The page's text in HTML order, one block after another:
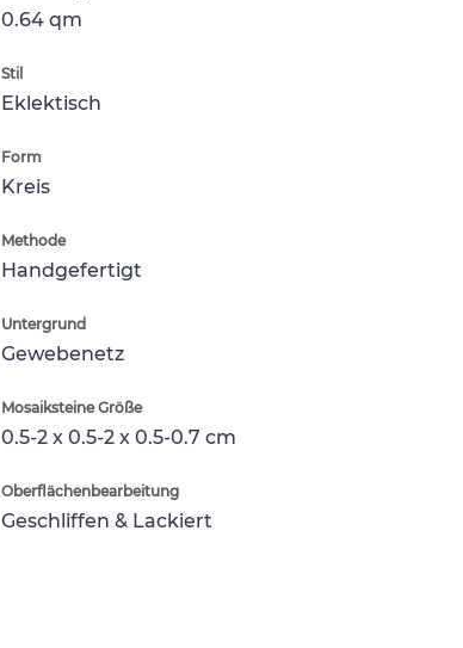
0.64 qm
Stil
Eklektisch
Form
Kreis
Methode
Handgefertigt
Untergrund
Gewebenetz
Mosaiksteine Größe
0.5-2 x 0.5-2 x 0.5-0.7 cm
Oberflächenbearbeitung
Geschliffen & Lackiert